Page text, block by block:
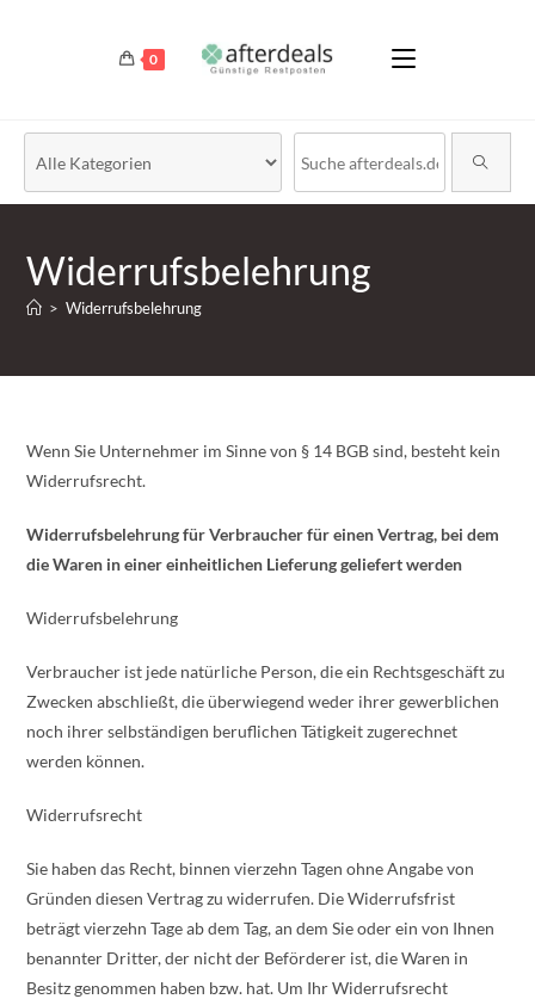
0
Widerrufsbelehrung
> Widerrufsbelehrung
Wenn Sie Unternehmer im Sinne von § 14 BGB sind, besteht kein
Widerrufsrecht.
Widerrufsbelehrung für Verbraucher für einen Vertrag, bei dem
die Waren in einer einheitlichen Lieferung geliefert werden
Widerrufsbelehrung
Verbraucher ist jede natürliche Person, die ein Rechtsgeschäft zu
Zwecken abschließt, die überwiegend weder ihrer gewerblichen
noch ihrer selbständigen beruflichen Tätigkeit zugerechnet
werden können.
Widerrufsrecht
Sie haben das Recht, binnen vierzehn Tagen ohne Angabe von
Gründen diesen Vertrag zu widerrufen. Die Widerrufsfrist
beträgt vierzehn Tage ab dem Tag, an dem Sie oder ein von Ihnen
benannter Dritter, der nicht der Beförderer ist, die Waren in
Besitz genommen haben bzw. hat. Um Ihr Widerrufsrecht